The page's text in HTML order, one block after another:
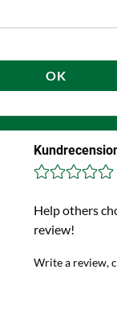
OK
Help others
review!
Write a review,